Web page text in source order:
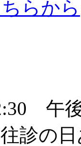
らから
午
往診の